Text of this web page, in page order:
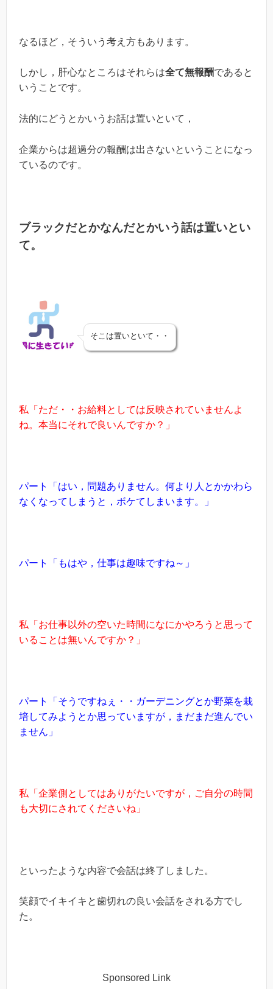
なるほど，そういう考え方もあります。
しかし，肝心なところはそれらは全て無報酬であると
いうことです。
法的にどうとかいうお話は置いといて，
企業からは超過分の報酬は出さないということになっ
ているのです。
ブラックだとかなんだとかいう話は置いとい
て。
そこは置いといて・・
私「ただ・・お給料としては反映されていませんよ
ね。本当にそれで良いんですか？」
パート「はい，問題ありません。何より人とかかわら
なくなってしまうと，ボケてしまいます。」
パート「もはや，仕事は趣味ですね～」
私「お仕事以外の空いた時間になにかやろうと思って
いることは無いんですか？」
パート「そうですねぇ・・ガーデニングとか野菜を栽
培してみようとか思っていますが，まだまだ進んでい
ません」
私「企業側としてはありがたいですが，ご自分の時間
も大切にされてくださいね」
といったような内容で会話は終了しました。
笑顔でイキイキと歯切れの良い会話をされる方でし
た。
Sponsored Link